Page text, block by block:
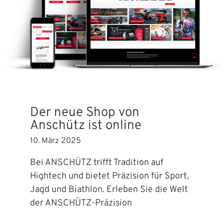
Der neue Shop von
Anschütz ist online
10. März 2025
Bei ANSCHÜTZ trifft Tradition auf
Hightech und bietet Präzision für Sport,
Jagd und Biathlon. Erleben Sie die Welt
der ANSCHÜTZ-Präzision